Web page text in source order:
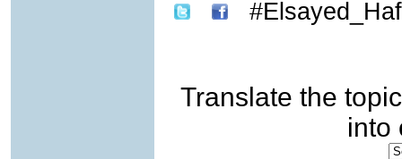
Translate the topic
into